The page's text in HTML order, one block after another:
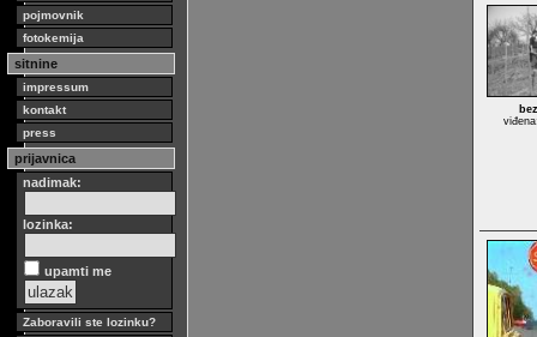
pojmovnik
fotokemija
sitnine
impressum
kontakt
press
prijavnica
nadimak:
lozinka:
upamti me
Zaboravili ste lozinku?